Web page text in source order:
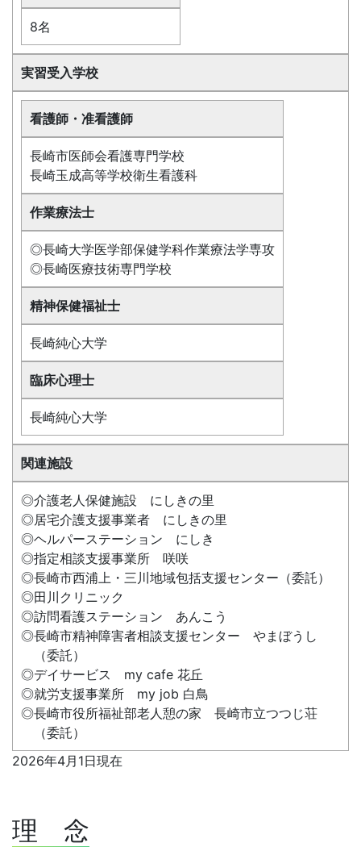
8名
実習受入学校
看護師・准看護師
長崎市医師会看護専門学校
長崎玉成高等学校衛生看護科
作業療法士
◎長崎大学医学部保健学科作業療法学専攻
◎長崎医療技術専門学校
精神保健福祉士
長崎純心大学
臨床心理士
長崎純心大学
関連施設
◎介護老人保健施設 にしきの里
◎居宅介護支援事業者 にしきの里
◎ヘルパーステーション にしき
◎指定相談支援事業所 咲咲
◎長崎市西浦上・三川地域包括支援センター（委託）
◎田川クリニック
◎訪問看護ステーション あんこう
◎長崎市精神障害者相談支援センター やまぼうし
（委託）
◎デイサービス my cafe 花丘
◎就労支援事業所 my job 白鳥
◎長崎市役所福祉部老人憩の家 長崎市立つつじ荘
（委託）
2026年4月1日現在
理 念